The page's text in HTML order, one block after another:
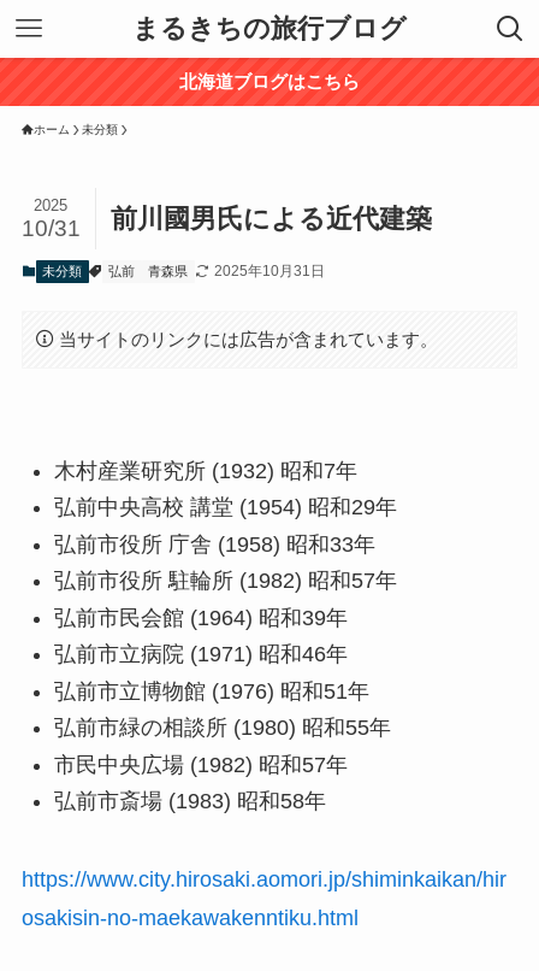
まるきちの旅行ブログ
北海道ブログはこちら
ホーム 未分類
前川國男氏による近代建築
2025
10/31
未分類 弘前 青森県 2025年10月31日
当サイトのリンクには広告が含まれています。
木村産業研究所 (1932) 昭和7年
弘前中央高校 講堂 (1954) 昭和29年
弘前市役所 庁舎 (1958) 昭和33年
弘前市役所 駐輪所 (1982) 昭和57年
弘前市民会館 (1964) 昭和39年
弘前市立病院 (1971) 昭和46年
弘前市立博物館 (1976) 昭和51年
弘前市緑の相談所 (1980) 昭和55年
市民中央広場 (1982) 昭和57年
弘前市斎場 (1983) 昭和58年
https://www.city.hirosaki.aomori.jp/shiminkaikan/hir
osakisin-no-maekawakenntiku.html